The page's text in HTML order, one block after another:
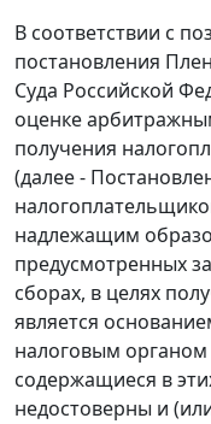
В соответствии с
постановления
Суда Российской
оценке
получения
(далее -
надлежащим
предусмотренных
сборах, в целях
является
налоговым органом
содержащиеся в
недостоверны и